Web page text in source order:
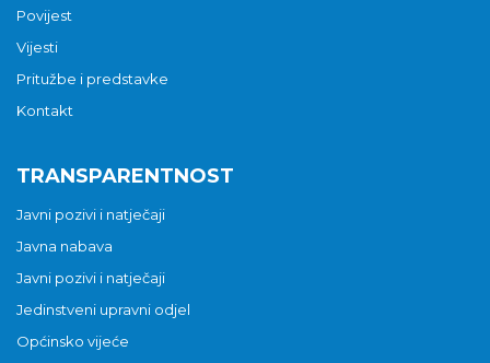
Povijest
Vijesti
Pritužbe i predstavke
Kontakt
TRANSPARENTNOST
Javni pozivi i natječaji
Javna nabava
Javni pozivi i natječaji
Jedinstveni upravni odjel
Općinsko vijeće